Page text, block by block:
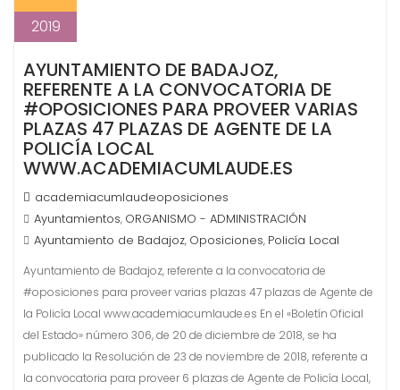
2019
AYUNTAMIENTO DE BADAJOZ,
REFERENTE A LA CONVOCATORIA DE
#OPOSICIONES PARA PROVEER VARIAS
PLAZAS 47 PLAZAS DE AGENTE DE LA
POLICÍA LOCAL
WWW.ACADEMIACUMLAUDE.ES
academiacumlaudeoposiciones
Ayuntamientos, ORGANISMO - ADMINISTRACIÓN
Ayuntamiento de Badajoz, Oposiciones, Policía Local
Ayuntamiento de Badajoz, referente a la convocatoria de
#oposiciones para proveer varias plazas 47 plazas de Agente de
la Policía Local www.academiacumlaude.es En el «Boletín Oficial
del Estado» número 306, de 20 de diciembre de 2018, se ha
publicado la Resolución de 23 de noviembre de 2018, referente a
la convocatoria para proveer 6 plazas de Agente de Policía Local,